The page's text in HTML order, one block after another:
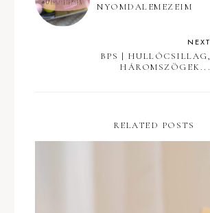
NYOMDALEMEZEIM
NEXT
BPS | HULLÓCSILLAG,
HÁROMSZÖGEK...
RELATED POSTS